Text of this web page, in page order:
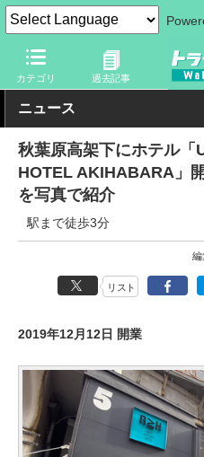
カテゴリ 過去記事
トラベル Watch 地域 国内旅行
ニュース
秋葉原高架下にホテル「
HOTEL AKIHABARA」
を写真で紹介
駅まで徒歩3分
編
リスト
2019年12月12日 開業